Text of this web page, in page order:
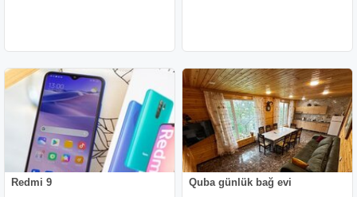
Redmi 9 Quba günlük bağ evi